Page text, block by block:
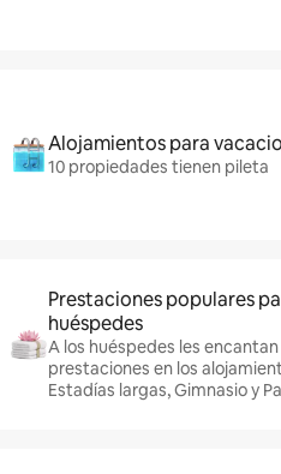
Alojamientos para
10 propiedades tienen pileta
Prestaciones populares
huéspedes
A los huéspedes les
prestaciones en los
Estadías largas, Gimnasio y